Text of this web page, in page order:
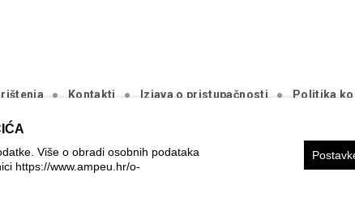
Više o obradi osobnih podataka
https://www.ampeu.hr/o-
Kontakti Izjava o pristupačnosti
Politika
uz financijsku potporu Europske komisije. Ona izražava